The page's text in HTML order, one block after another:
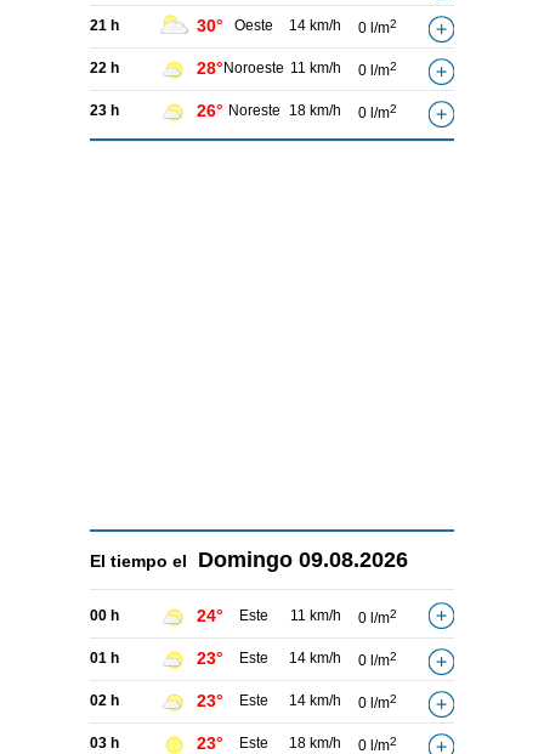
21 h 30° Oeste 14 km/h 0 l/m2
22 h 28° Noroeste 11 km/h 0 l/m2
23 h 26° Noreste 18 km/h 0 l/m2
El tiempo el Domingo 09.08.2026
00 h 24° Este 11 km/h 0 l/m2
01 h 23° Este 14 km/h 0 l/m2
02 h 23° Este 14 km/h 0 l/m2
03 h 23° Este 18 km/h 0 l/m2